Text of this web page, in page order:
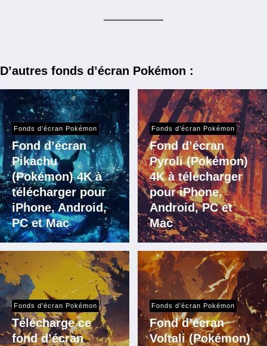
D’autres fonds d’écran Pokémon :
Fonds d’écran Pokémon
Fond d’écran
Pikachu
(Pokémon) 4K à
télécharger pour
iPhone, Android,
PC et Mac
Fonds d’écran Pokémon
Fond d’écran
Pyroli (Pokémon)
4K à télécharger
pour iPhone,
Android, PC et
Mac
Fonds d’écran Pokémon
Télécharge ce
fond d’écran
Fonds d’écran Pokémon
Fond d’écran
Voltali (Pokémon)